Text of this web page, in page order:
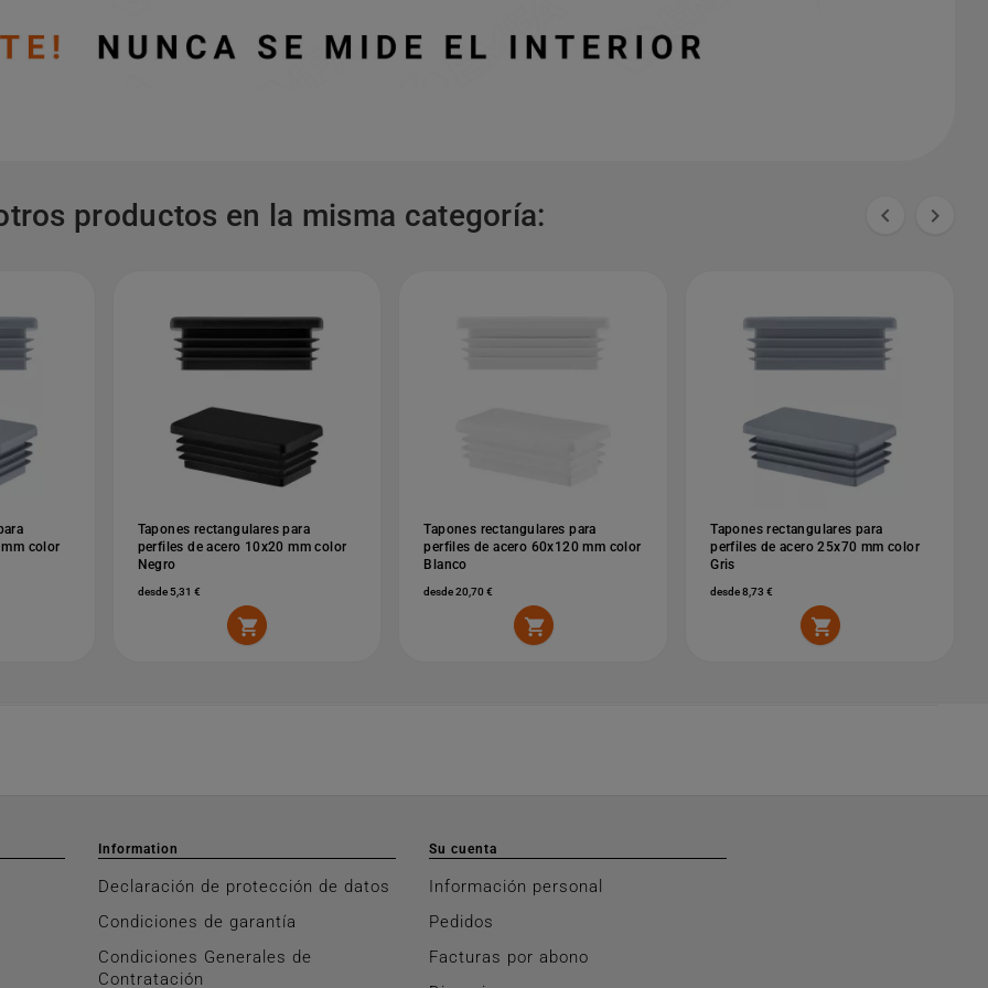
productos en la misma categoría:  
color
Tapones rectangulares para
perfiles de acero 10x20 mm color
Negro
desde 5,31 €

Tapones rectangulares para
perfiles de acero 60x120 mm color
Blanco
desde 20,70 €

Tapones rectangulares para
perfiles de acero 25x70 mm color
Gris
desde 8,73 €

Information
Declaración de protección de datos
Condiciones de garantía
Condiciones Generales de
Contratación
Su cuenta
Información personal
Pedidos
Facturas por abono